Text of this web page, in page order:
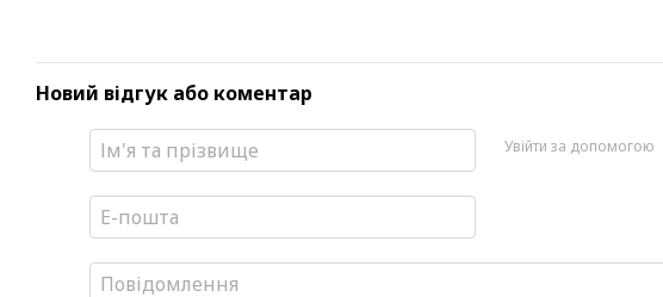
Новий відгук або коментар
Увійти за допомогою